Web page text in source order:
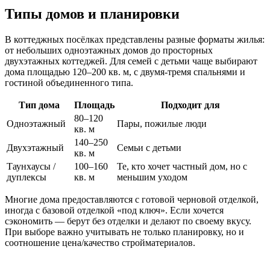
Типы домов и планировки
В коттеджных посёлках представлены разные форматы жилья:
от небольших одноэтажных домов до просторных
двухэтажных коттеджей. Для семей с детьми чаще выбирают
дома площадью 120–200 кв. м, с двумя-тремя спальнями и
гостиной объединенного типа.
Тип дома Площадь
Подходит для
Одноэтажный
80–120
кв. м
Пары, пожилые люди
Двухэтажный
140–250
кв. м
Семьи с детьми
Таунхаусы /
дуплексы
100–160
кв. м
Те, кто хочет частный дом, но с
меньшим уходом
Многие дома предоставляются с готовой черновой отделкой,
иногда с базовой отделкой «под ключ». Если хочется
сэкономить — берут без отделки и делают по своему вкусу.
При выборе важно учитывать не только планировку, но и
соотношение цена/качество стройматериалов.